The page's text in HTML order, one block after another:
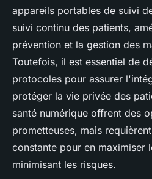
appareils portables de suivi
suivi continu des patients,
prévention et la gestion des
Toutefois, il est essentiel de
protocoles pour assurer
protéger la vie privée des
santé numérique offrent des
prometteuses, mais
constante pour en maximiser
minimisant les risques.